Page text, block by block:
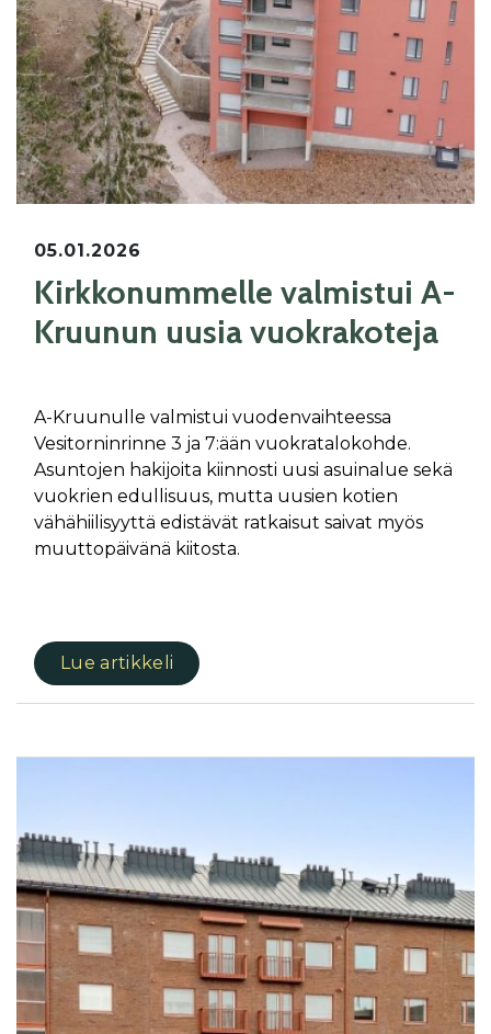
05.01.2026
Kirkkonummelle valmistui A-
Kruunun uusia vuokrakoteja
A-Kruunulle valmistui vuodenvaihteessa
Vesitorninrinne 3 ja 7:ään vuokratalokohde.
Asuntojen hakijoita kiinnosti uusi asuinalue sekä
vuokrien edullisuus, mutta uusien kotien
vähähiilisyyttä edistävät ratkaisut saivat myös
muuttopäivänä kiitosta.
Lue artikkeli